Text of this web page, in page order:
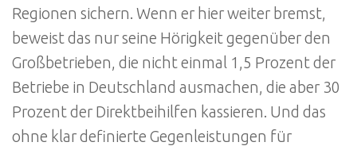
Regionen sichern. Wenn er hier weiter bremst,
beweist das nur seine Hörigkeit gegenüber den
Großbetrieben, die nicht einmal 1,5 Prozent der
Betriebe in Deutschland ausmachen, die aber 30
Prozent der Direktbeihilfen kassieren. Und das
ohne klar definierte Gegenleistungen für